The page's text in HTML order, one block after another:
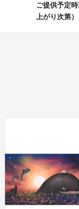
ご提供予定
上がり次第）